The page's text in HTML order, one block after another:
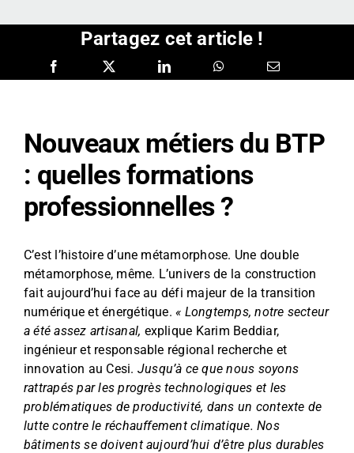
Partagez cet article !
Nouveaux métiers du BTP
: quelles formations
professionnelles ?
C’est l’histoire d’une métamorphose. Une double
métamorphose, même. L’univers de la construction
fait aujourd’hui face au défi majeur de la transition
numérique et énergétique.« Longtemps, notre secteur
a été assez artisanal, explique Karim Beddiar,
ingénieur et responsable régional recherche et
innovation au Cesi. Jusqu’à ce que nous soyons
rattrapés par les progrès technologiques et les
problématiques de productivité, dans un contexte de
lutte contre le réchauffement climatique. Nos
bâtiments se doivent aujourd’hui d’être plus durables